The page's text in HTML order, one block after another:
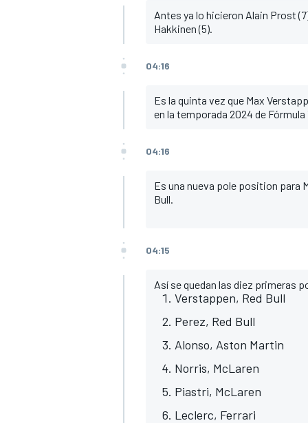
Antes ya lo hicieron Alain Prost
Hakkinen (5).
04:16
Es la quinta vez que Max
en la temporada 2024 de
04:16
Es una nueva pole position para
Bull.
04:15
Así se quedan las diez primeras
Verstappen, Red Bull
Perez, Red Bull
Alonso, Aston Martin
Norris, McLaren
Piastri, McLaren
Leclerc, Ferrari